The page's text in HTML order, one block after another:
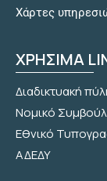
Χάρτες
ΧΡΗΣΙΜΑ
Διαδικτυακή
Νομικό
Εθνικό
ΑΔΕΔΥ